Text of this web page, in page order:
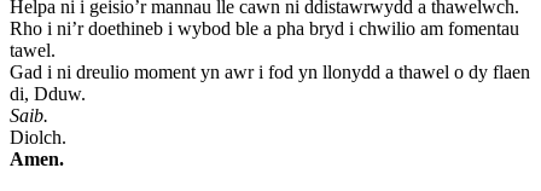
Helpa ni i geisio’r mannau lle cawn ni ddistawrwydd a thawelwch.
Rho i ni’r doethineb i wybod ble a pha bryd i chwilio am fomentau
tawel.
Gad i ni dreulio moment yn awr i fod yn llonydd a thawel o dy flaen
di, Dduw.
Saib.
Diolch.
Amen.